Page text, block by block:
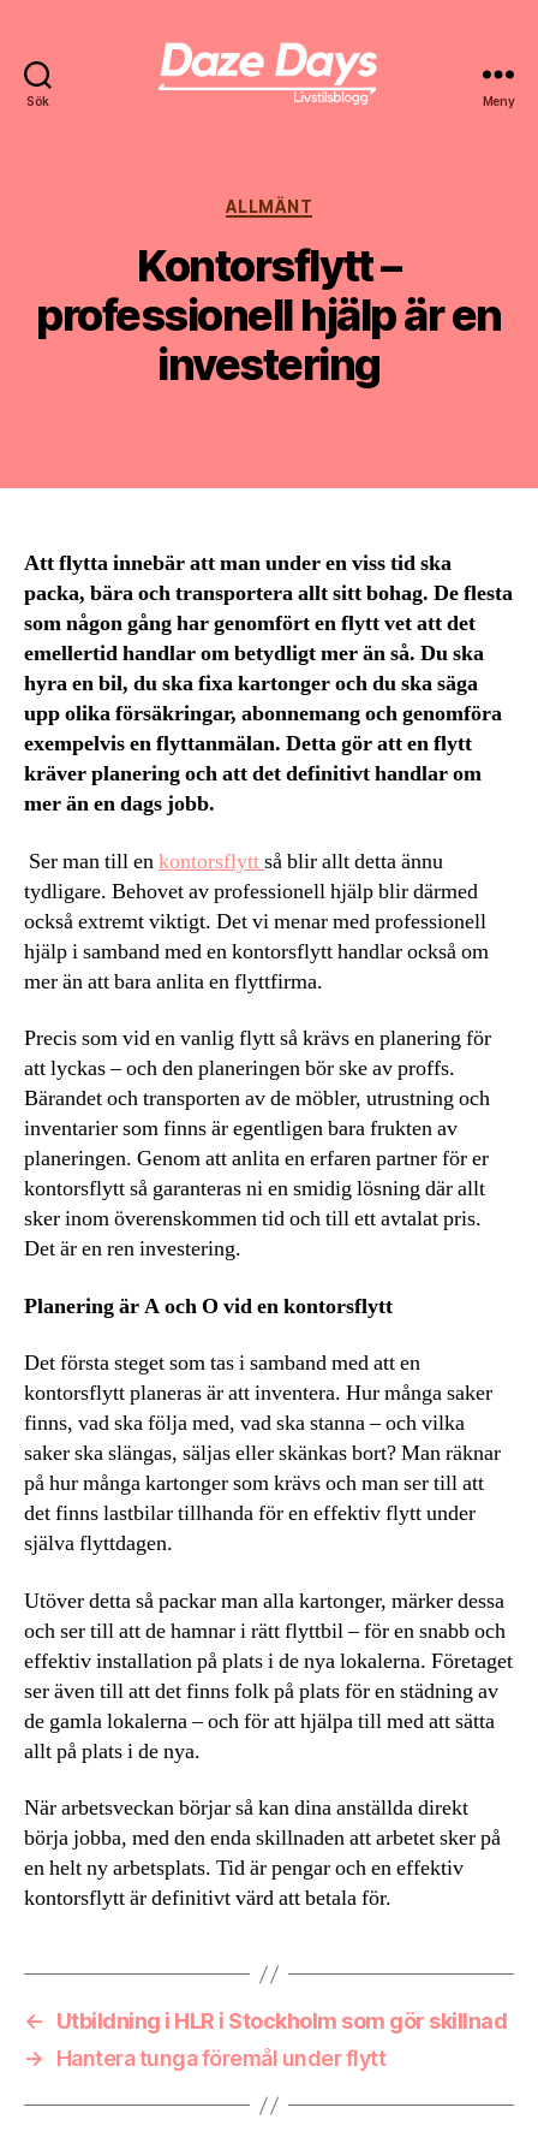
Sök Meny
Kategorier
ALLMÄNT
Kontorsflytt –
professionell hjälp är en
investering
Att flytta innebär att man under en viss tid ska
packa, bära och transportera allt sitt bohag. De flesta
som någon gång har genomfört en flytt vet att det
emellertid handlar om betydligt mer än så. Du ska
hyra en bil, du ska fixa kartonger och du ska säga
upp olika försäkringar, abonnemang och genomföra
exempelvis en flyttanmälan. Detta gör att en flytt
kräver planering och att det definitivt handlar om
mer än en dags jobb.
Ser man till enkontorsflyttså blir allt detta ännu
tydligare. Behovet av professionell hjälp blir därmed
också extremt viktigt. Det vi menar med professionell
hjälp i samband med en kontorsflytt handlar också om
mer än att bara anlita en flyttfirma.
Precis som vid en vanlig flytt så krävs en planering för
att lyckas – och den planeringen bör ske av proffs.
Bärandet och transporten av de möbler, utrustning och
inventarier som finns är egentligen bara frukten av
planeringen. Genom att anlita en erfaren partner för er
kontorsflytt så garanteras ni en smidig lösning där allt
sker inom överenskommen tid och till ett avtalat pris.
Det är en ren investering.
Planering är A och O vid en kontorsflytt
Det första steget som tas i samband med att en
kontorsflytt planeras är att inventera. Hur många saker
finns, vad ska följa med, vad ska stanna – och vilka
saker ska slängas, säljas eller skänkas bort? Man räknar
på hur många kartonger som krävs och man ser till att
det finns lastbilar tillhanda för en effektiv flytt under
själva flyttdagen.
Utöver detta så packar man alla kartonger, märker dessa
och ser till att de hamnar i rätt flyttbil – för en snabb och
effektiv installation på plats i de nya lokalerna. Företaget
ser även till att det finns folk på plats för en städning av
de gamla lokalerna – och för att hjälpa till med att sätta
allt på plats i de nya.
När arbetsveckan börjar så kan dina anställda direkt
börja jobba, med den enda skillnaden att arbetet sker på
en helt ny arbetsplats. Tid är pengar och en effektiv
kontorsflytt är definitivt värd att betala för.
←
Utbildning i HLR i Stockholm som gör skillnad
→
Hantera tunga föremål under flytt